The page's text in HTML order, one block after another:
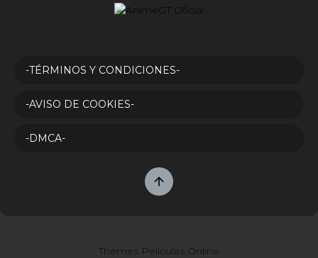
-TÉRMINOS Y CONDICIONES-
-AVISO DE COOKIES-
-DMCA-
Themes Películas Online